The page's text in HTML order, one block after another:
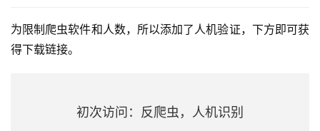
为限制爬虫软件和人数，所以添加了人机验证，下方即可获
得下载链接。
初次访问：反爬虫，人机识别